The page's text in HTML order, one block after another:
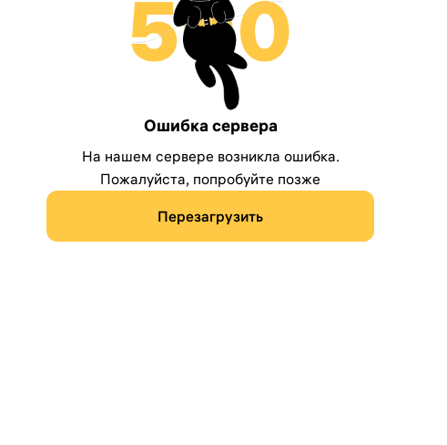
Ошибка сервера
На нашем сервере возникла ошибка.
Пожалуйста, попробуйте позже
Перезагрузить